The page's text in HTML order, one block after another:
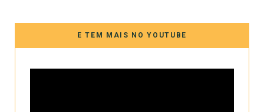
E TEM MAIS NO YOUTUBE